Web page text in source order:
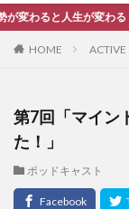
ると人生が変わる！」
HOME ACTIVE
第7回「マイン
た！」
ポッドキャスト